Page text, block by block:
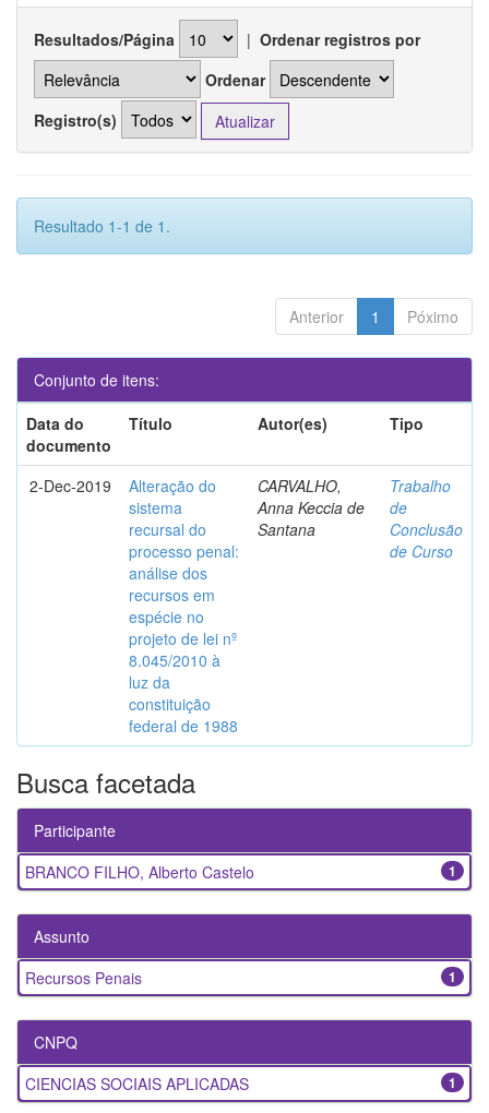
Resultados/Página | Ordenar registros por
Ordenar
Registro(s)
Resultado 1-1 de 1.
Anterior 1 Póximo
Conjunto de itens:
Data do
documento
Título Autor(es) Tipo
2-Dec-2019
Alteração do
sistema
recursal do
processo penal:
análise dos
recursos em
espécie no
projeto de lei nº
8.045/2010 à
luz da
constituição
federal de 1988
CARVALHO,
Anna Keccia de
Santana
Trabalho
de
Conclusão
de Curso
Busca facetada
Participante
1
BRANCO FILHO, Alberto Castelo
Assunto
1
Recursos Penais
CNPQ
1
CIENCIAS SOCIAIS APLICADAS